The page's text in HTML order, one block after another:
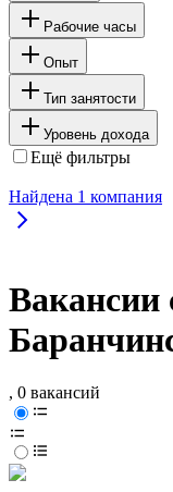
Рабочие часы
Опыт
Тип занятости
Уровень дохода
Ещё фильтры
Найдена 1 компания
Вакансии
, 0 вакансий